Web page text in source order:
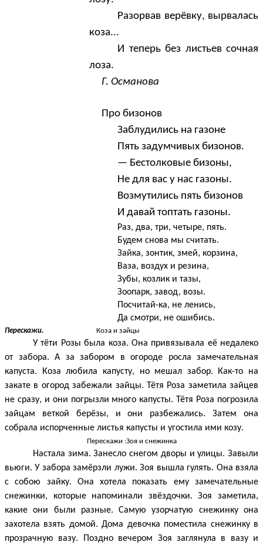
Разорвав верёвку, вырвалась
коза...
И теперь без листьев сочная
лоза.
Г. Османова
Про бизонов
Заблудились на газоне
Пять задумчивых бизонов.
— Бестолковые бизоны,
Не для вас у нас газоны.
Возмутились пять бизонов
И давай топтать газоны.
Раз, два, три, четыре, пять.
Будем снова мы считать.
Зайка, зонтик, змей, корзина,
Ваза, воздух и резина,
Зубы, козлик и тазы,
Зоопарк, завод, возы.
Посчитай-ка, не ленись,
Да смотри, не ошибись.
Перескажи. Коза и зайцы
У тёти Розы была коза. Она привязывала её недалеко
от забора. А за забором в огороде росла замечательная
капуста. Коза любила капусту, но мешал забор. Как-то на
закате в огород забежали зайцы. Тётя Роза заметила зайцев
не сразу, и они погрызли много капусты. Тётя Роза погрозила
зайцам веткой берёзы, и они разбежались. Затем она
собрала испорченные листья капусты и угостила ими козу.
Перескажи :Зоя и снежинка
Настала зима. Занесло снегом дворы и улицы. Завыли
вьюги. У забора замёрзли лужи. Зоя вышла гулять. Она взяла
с собою зайку. Она хотела показать ему замечательные
снежинки, которые напоминали звёздочки. Зоя заметила,
какие они были разные. Самую узорчатую снежинку она
захотела взять домой. Дома девочка поместила снежинку в
прозрачную вазу. Поздно вечером Зоя заглянула в вазу и